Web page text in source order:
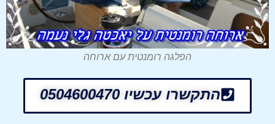
הפלגה רומנטית עם ארוחה
התקשרו עכשיו 0504600470